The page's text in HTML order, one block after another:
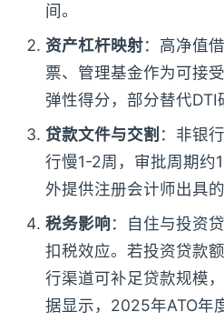
间。
资产杠杆映射：高净值
票、管理基金作为可接
弹性得分，部分替代DTI
贷款文件与交割 ：非银
行慢1-2周，审批周期约
外提供注册会计师出具
税务影响：自住与投资
扣税效应。若投资贷款
行渠道可补足贷款规模
据显示，2025年ATO年